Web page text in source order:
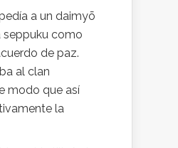
a un daimyō
seppuku como
de paz.
al clan
modo que así
la